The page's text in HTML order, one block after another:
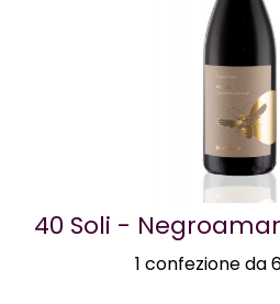
40 Soli -
1 confezione da